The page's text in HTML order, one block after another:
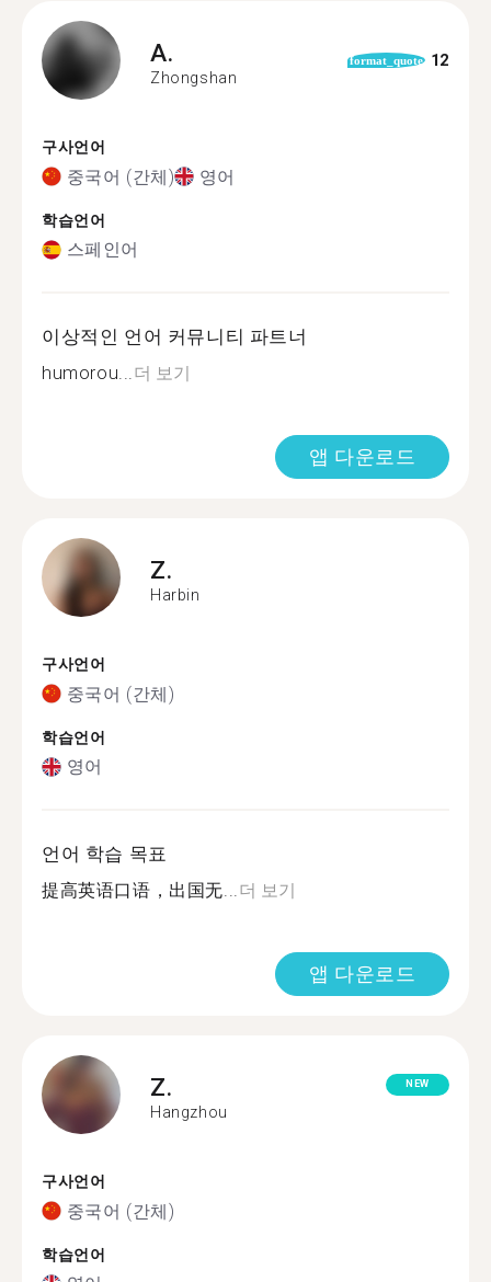
A.
Zhongshan
format_quote 12
구사언어
중국어 (간체) 영어
학습언어
스페인어
이상적인 언어 커뮤니티 파트너
humorou...더 보기
앱 다운로드
Z.
Harbin
구사언어
중국어 (간체)
학습언어
영어
언어 학습 목표
提高英语口语，出国无...더 보기
앱 다운로드
Z.
Hangzhou
NEW
구사언어
중국어 (간체)
학습언어